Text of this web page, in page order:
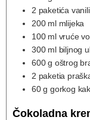
2 paketića
200 ml mlijeka
100 ml vruće
300 ml biljnog
600 g oštrog
2 paketia
60 g gorkog
Čokoladna